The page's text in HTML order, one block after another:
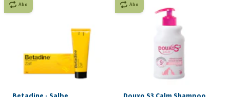
Abo Abo